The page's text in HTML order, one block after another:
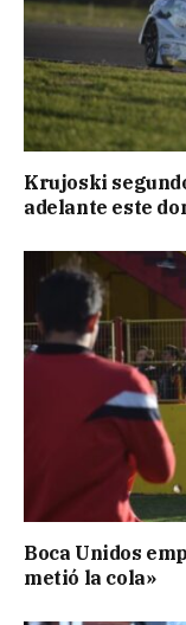
Krujoski
adelante este
Boca Unidos
metió la cola»